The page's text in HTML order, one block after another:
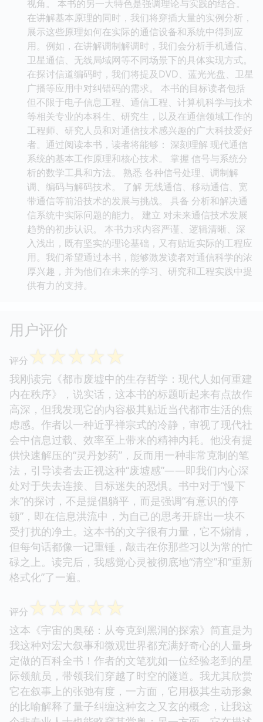
视角。 本书的另一大特色是强调理论与实践的结合。
在讲解基本原理的同时，我们将穿插大量的实例分析，
展示这些原理如何在实际的通信设备和系统中得到应
用。例如，在讲解调制解调时，我们会分析手机通信、
卫星通信、无线局域网等不同场景下的具体实现方式。
在探讨信道编码时，我们将提及DVD、蓝光光盘、卫星
广播等应用中对纠错码的需求。 本书的目标读者包括
但不限于电子信息工程、通信工程、计算机科学与技术
等相关专业的本科生、研究生，以及在通信领域工作的
工程师、研究人员和对通信技术感兴趣的广大科技爱好
者。通过阅读本书，读者将能够： 深刻理解 现代通信
系统的基本工作原理和核心技术。 掌握 信号与系统分
析的数学工具和方法。 熟悉 各种信号处理、调制解
调、编码与解码技术。 了解 无线通信、移动通信、宽
带通信等前沿技术的发展与挑战。 具备 分析和解决通
信系统中实际问题的能力。 建立 对未来通信技术发展
趋势的初步认识。 本书力求内容严谨、逻辑清晰、深
入浅出，既有坚实的理论基础，又有贴近实际的工程应
用。我们希望通过本书，能够激发读者对通信科学的浓
厚兴趣，并为他们在未来的学习、研究和工程实践中提
供有力的支持。
用户评价
评分 ☆☆☆☆☆
我刚读完《都市废墟中的生存哲学：现代人如何重建
内在秩序》，说实话，这本书的标题听起来有点故作
高深，但我发现它的内容极其贴近当代都市生活的焦
虑感。作者以一种近乎禅宗式的冷静，审视了现代社
会中信息过载、效率至上带来的精神内耗。他没有提
供快速解压的“灵丹妙药”，反而用一种非常克制的笔
法，引导读者去正视这种“废墟感”——即我们内心深
处对于失去连接、目标迷失的恐惧。书中对于“慢下
来”的探讨，不是提倡躺平，而是强调“有意识的停
顿”，即在信息洪流中，为自己的思考开辟出一块不
受打扰的净土。这本书的文字很有力量，它不煽情，
但每句话都像一记重锤，敲击在你那些习以为常的忙
碌之上。读完后，我感觉心灵被彻底地“清空”和“重新
格式化”了一遍。
评分 ☆☆☆☆☆
这本《宇宙的奥秘：从夸克到黑洞的探索》简直是为
我这种对宏大叙事和微观世界都充满好奇心的人量身
定做的百科全书！作者的文笔犹如一位经验老到的星
际领航员，带领我们穿越了时空的隧道。我尤其欣赏
它在叙事上的张弛有度，一方面，它用极其生动形象
的比喻解释了量子纠缠这种玄之又玄的概念，让我这